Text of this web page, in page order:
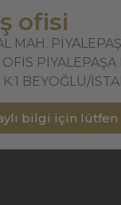
ofisi
MAH.
PİYALEPAŞA
BEYOĞLU/
bilgi için